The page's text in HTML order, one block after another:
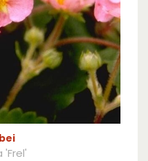
'Frel'